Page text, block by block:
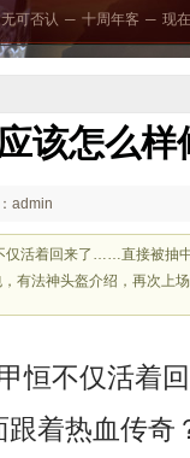
无可否认 ─ 十周年客 ─ 现
该怎么样
admin
仅活着回来了……直接被抽
有法神头盔介绍，再次上
恒不仅活着
着热血传奇